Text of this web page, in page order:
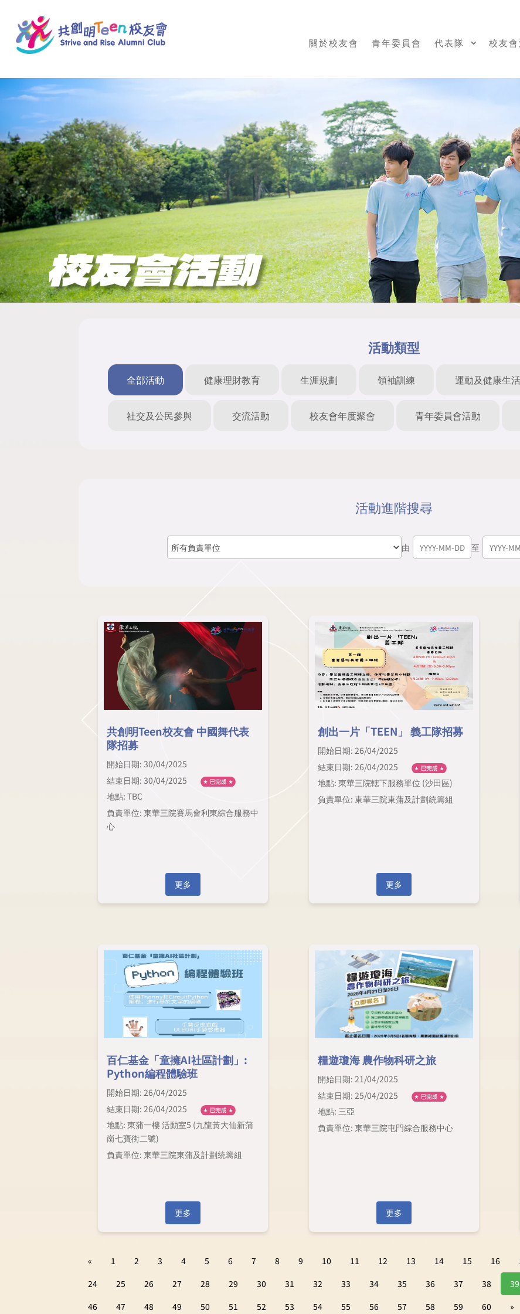
關於校友會 青年委員會 代表隊 校友
校友會活動
活動類型
全部活動 健康理財教育 生涯規劃 領袖訓練 運動及健康生活
社交及公民參與 交流活動 校友會年度聚會 青年委員會活動
活動進階搜尋
由 至
共創明Teen校友會 中國舞代表
隊招募
開始日期: 30/04/2025
結束日期: 30/04/2025
地點: TBC
負責單位: 東華三院賽馬會利東綜合服務中
心
更多
創出一片「TEEN」 義工隊招募
開始日期: 26/04/2025
結束日期: 26/04/2025
地點: 東華三院轄下服務單位 (沙田區)
負責單位: 東華三院東蒲及計劃統籌組
更多
百仁基金「童擁AI社區計劃」:
Python編程體驗班
開始日期: 26/04/2025
結束日期: 26/04/2025
地點: 東蒲一樓 活動室5 (九龍黃大仙新蒲
崗七寶街二號)
負責單位: 東華三院東蒲及計劃統籌組
更多
糧遊瓊海 農作物科研之旅
開始日期: 21/04/2025
結束日期: 25/04/2025
地點: 三亞
負責單位: 東華三院屯門綜合服務中心
更多
« 1 2 3 4 5 6 7 8 9 10 11 12 13 14 15 16
24
25 26 27 28 29 30 31 32 33 34 35 36 37 38 39
46
47 48 49 50 51 52 53 54 55 56 57 58 59 60 »